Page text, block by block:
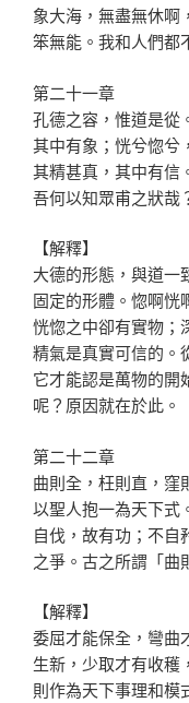
象大海，無盡無休啊
笨無能。我和人們都
第二十一章
孔德之容，惟道是從
其中有象；恍兮惚兮
其精甚真，其中有信
吾何以知眾甫之狀哉
【解釋】
大德的形態，與道一
固定的形體。惚啊恍
恍惚之中卻有實物；
精氣是真實可信的。
它才能認是萬物的開
呢？原因就在於此。
第二十二章
曲則全，枉則直，窪
以聖人抱一為天下式
自伐，故有功；不自
之爭。古之所謂「曲
【解釋】
委屈才能保全，彎曲
生新，少取才有收穫
則作為天下事理和模